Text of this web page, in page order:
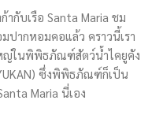
ากับเรือ Santa Maria ชม
ปากหอมคอแล้ว คราวนี้เรา
ญ่ในพิพิธภัณฑ์สัตว์น้ำไคยูคัง
ซึ่งพิพิธภัณฑ์ก็เป็น
Maria นี่เอง